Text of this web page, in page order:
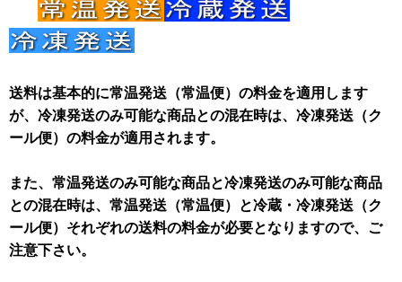
送料は基本的に常温発送（常温便）の料金を適用します
が、冷凍発送のみ可能な商品との混在時は、冷凍発送（ク
ール便）の料金が適用されます。
また、常温発送のみ可能な商品と冷凍発送のみ可能な商品
との混在時は、常温発送（常温便）と冷蔵・冷凍発送（ク
ール便）それぞれの送料の料金が必要となりますので、ご
注意下さい。